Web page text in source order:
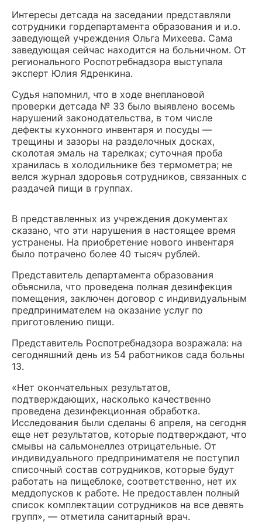
Интересы детсада на заседании представляли
сотрудники гордепартамента образования и и.о.
заведующей учреждения Ольга Михеева. Сама
заведующая сейчас находится на больничном. От
регионального Роспотребнадзора выступала
эксперт Юлия Ядренкина.
Судья напомнил, что в ходе внеплановой
проверки детсада № 33 было выявлено восемь
нарушений законодательства, в том числе
дефекты кухонного инвентаря и посуды —
трещины и зазоры на разделочных досках,
сколотая эмаль на тарелках; суточная проба
хранилась в холодильнике без термометра; не
велся журнал здоровья сотрудников, связанных с
раздачей пищи в группах.
В представленных из учреждения документах
сказано, что эти нарушения в настоящее время
устранены. На приобретение нового инвентаря
было потрачено более 40 тысяч рублей.
Представитель департамента образования
объяснила, что проведена полная дезинфекция
помещения, заключен договор с индивидуальным
предпринимателем на оказание услуг по
приготовлению пищи.
Представитель Роспотребнадзора возражала: на
сегодняшний день из 54 работников сада больны
13.
«Нет окончательных результатов,
подтверждающих, насколько качественно
проведена дезинфекционная обработка.
Исследования были сделаны 6 апреля, на сегодня
еще нет результатов, которые подтверждают, что
смывы на сальмонеллез отрицательные. От
индивидуального предпринимателя не поступил
списочный состав сотрудников, которые будут
работать на пищеблоке, соответственно, нет их
меддопусков к работе. Не предоставлен полный
список комплектации сотрудников на все девять
групп», — отметила санитарный врач.